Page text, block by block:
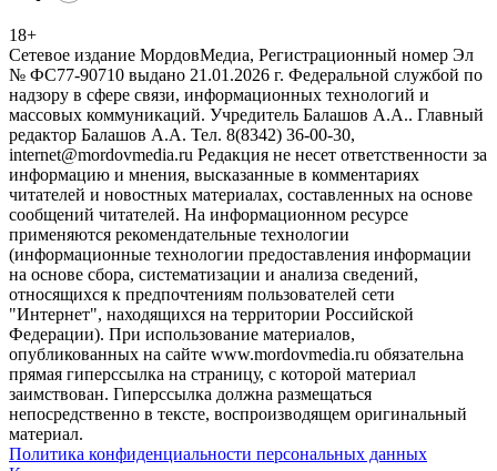
18+
Сетевое издание МордовМедиа, Регистрационный номер Эл
№ ФС77-90710 выдано 21.01.2026 г. Федеральной службой по
надзору в сфере связи, информационных технологий и
массовых коммуникаций. Учредитель Балашов А.А.. Главный
редактор Балашов А.А. Тел. 8(8342) 36-00-30,
internet@mordovmedia.ru Редакция не несет ответственности за
информацию и мнения, высказанные в комментариях
читателей и новостных материалах, составленных на основе
сообщений читателей. На информационном ресурсе
применяются рекомендательные технологии
(информационные технологии предоставления информации
на основе сбора, систематизации и анализа сведений,
относящихся к предпочтениям пользователей сети
"Интернет", находящихся на территории Российской
Федерации). При использование материалов,
опубликованных на сайте www.mordovmedia.ru обязательна
прямая гиперссылка на страницу, с которой материал
заимствован. Гиперссылка должна размещаться
непосредственно в тексте, воспроизводящем оригинальный
материал.
Политика конфиденциальности персональных данных